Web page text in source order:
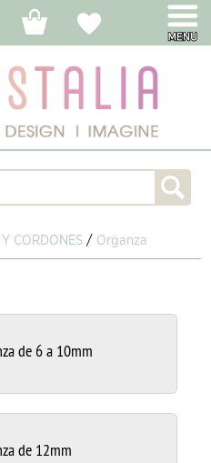
CORDONES / Organza
de 6 a 10mm
de 12mm